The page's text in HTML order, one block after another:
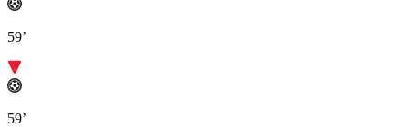
59’
59’